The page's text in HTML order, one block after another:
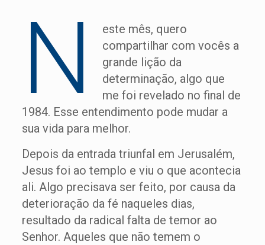
N
este mês, quero
compartilhar com vocês a
grande lição da
determinação, algo que
me foi revelado no final de
1984. Esse entendimento pode mudar a
sua vida para melhor.
Depois da entrada triunfal em Jerusalém,
Jesus foi ao templo e viu o que acontecia
ali. Algo precisava ser feito, por causa da
deterioração da fé naqueles dias,
resultado da radical falta de temor ao
Senhor. Aqueles que não temem o